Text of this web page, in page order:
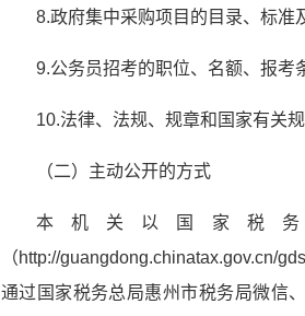
8.政府集中采购项目的目录、标准
9.公务员招考的职位、名额、报考
10.法律、法规、规章和国家有关
（二）主动公开的方式
本机关以国家税
（http://guangdong.chinatax.gov.cn/
通过国家税务总局惠州市税务局微信